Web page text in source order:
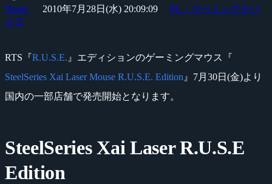
Yossy 2010年7月28日(水) 20:09:09
PC・ゲーミングデバ
イス
RTS『R.U.S.E. 』エディションのゲーミングマウス『
SteelSeries Xai Laser Mouse R.U.S.E. Edition 』7月30日(金)より
国内の一部店舗で発売開始となります。
SteelSeries Xai Laser R.U.S.E
Edition